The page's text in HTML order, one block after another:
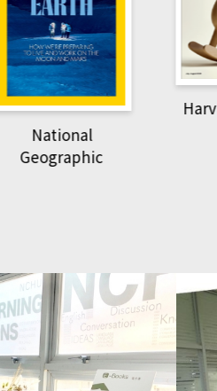
Harvard Business
Review